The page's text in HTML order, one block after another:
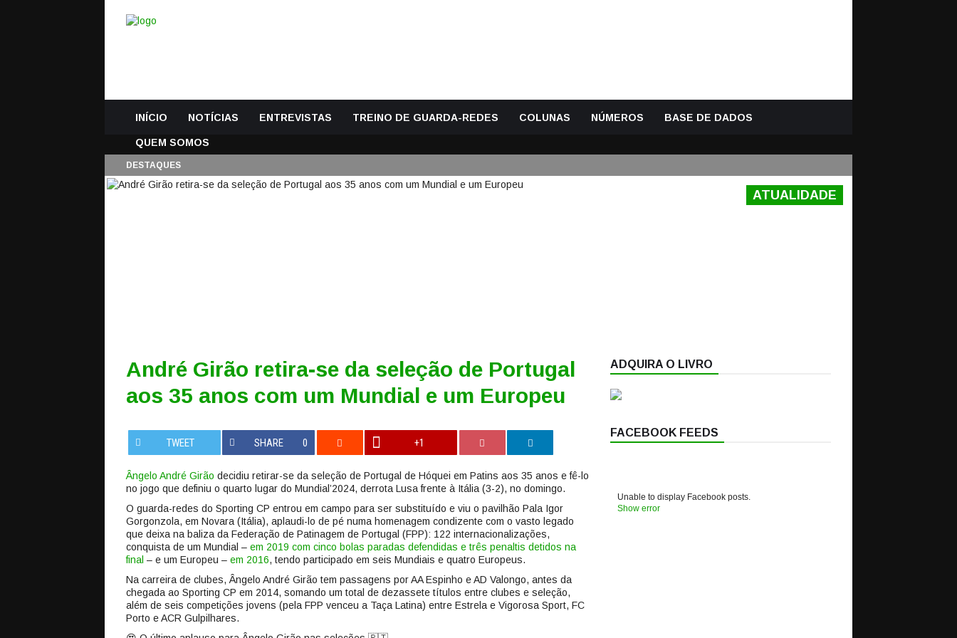
INÍCIO NOTÍCIAS ENTREVISTAS TREINO DE GUARDA-REDES COLUNAS NÚMEROS BASE DE DADOS
QUEM SOMOS
DESTAQUES
ATUALIDADE
André Girão retira-se da seleção de Portugal
aos 35 anos com um Mundial e um Europeu
TWEET SHARE 0 +1
Ângelo André Girão decidiu retirar-se da seleção de Portugal de Hóquei em Patins aos 35 anos e fê-lo
no jogo que definiu o quarto lugar do Mundial’2024, derrota Lusa frente à Itália (3-2), no domingo.
O guarda-redes do Sporting CP entrou em campo para ser substituído e viu o pavilhão Pala Igor
Gorgonzola, em Novara (Itália), aplaudi-lo de pé numa homenagem condizente com o vasto legado
que deixa na baliza da Federação de Patinagem de Portugal (FPP): 122 internacionalizações,
conquista de um Mundial – em 2019 com cinco bolas paradas defendidas e três penaltis detidos na
final – e um Europeu – em 2016, tendo participado em seis Mundiais e quatro Europeus.
Na carreira de clubes, Ângelo André Girão tem passagens por AA Espinho e AD Valongo, antes da
chegada ao Sporting CP em 2014, somando um total de dezassete títulos entre clubes e seleção,
além de seis competições jovens (pela FPP venceu a Taça Latina) entre Estrela e Vigorosa Sport, FC
Porto e ACR Gulpilhares.
ADQUIRA O LIVRO
FACEBOOK FEEDS
Unable to display Facebook posts.
Show error